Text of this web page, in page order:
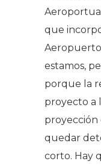
que
estamos,
porque la
proyecto a
quedar
corto. Hay